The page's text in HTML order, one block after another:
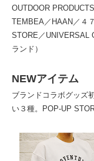
OUTDOOR
TEMBEA／HAAN／４
STORE／UNIVERSAL
ランド）
NEWアイテム
ブランドコラボグッズ
い３種。POP-UP